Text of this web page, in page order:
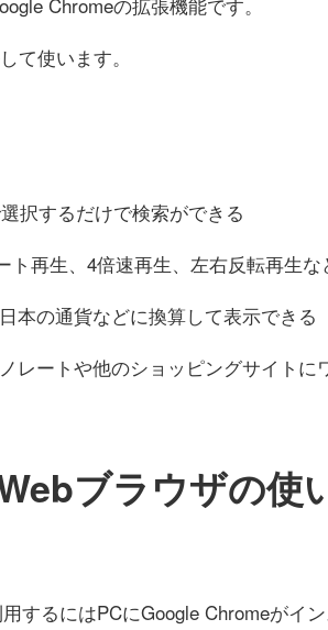
て使います。
択するだけで検索ができる
ト再生、4倍速再生、左右反転再生な
本の通貨などに換算して表示できる
レートや他のショッピングサイトに
ブラウザの使
するにはPCにGoogle Chromeがイ